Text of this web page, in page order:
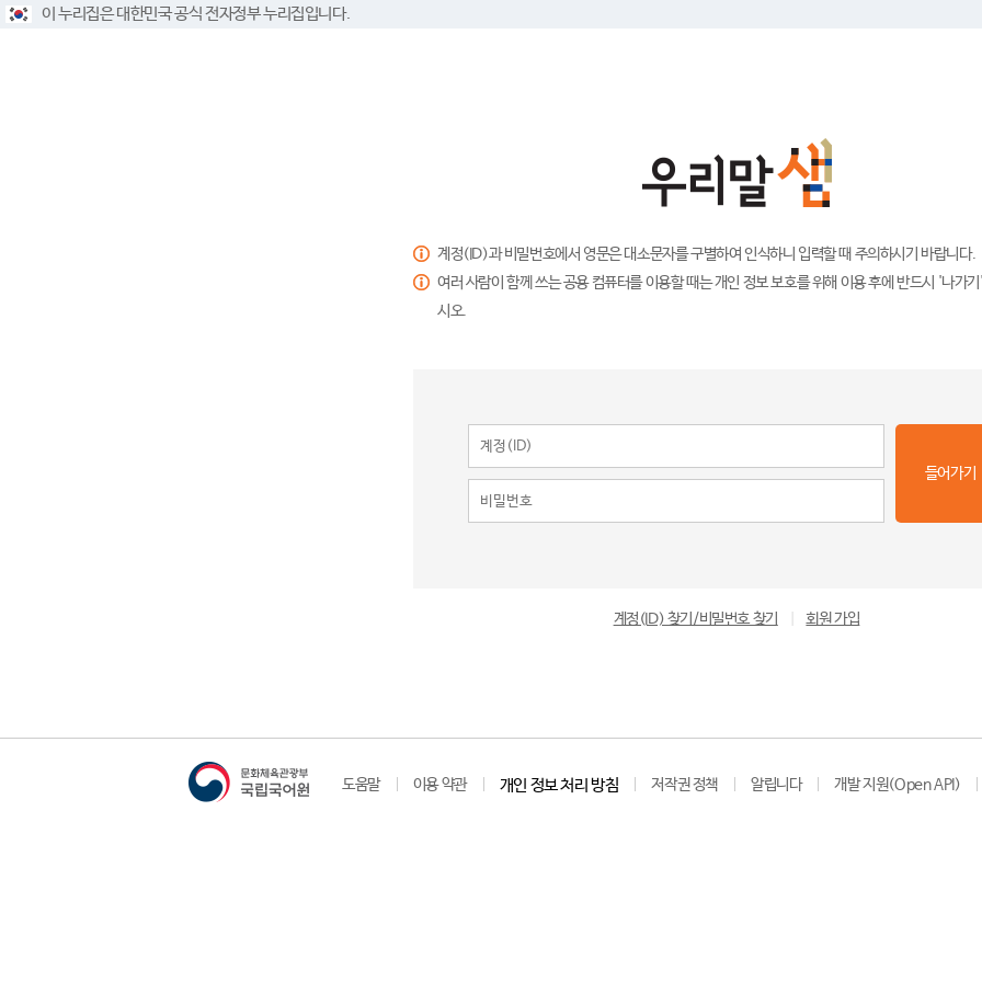
이 누리집은 대한민국 공식 전자정부 누리집입니다.
계정(ID)과 비밀번호에서 영문은 대소문자를 구별하여 인식하니 입력할 때 주의하시기 바랍니다.
여러 사람이 함께 쓰는 공용 컴퓨터를 이용할 때는 개인 정보 보호를 위해 이용 후에 반드시 '나가
시오.
들어가기
계정(ID) 찾기/비밀번호 찾기 회원 가입
도움말 이용 약관 개인 정보 처리 방침 저작권 정책 알립니다 개발 지원(Open API)